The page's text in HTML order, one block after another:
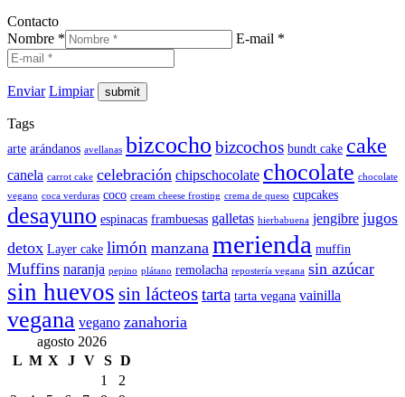
Contacto
Nombre *
E-mail *
Enviar Limpiar
Tags
arte arándanos avellanas bizcocho bizcochos bundt cake cake
canela carrot cake celebración chipschocolate chocolate chocolate
vegano coca verduras coco cream cheese frosting crema de queso cupcakes
desayuno espinacas frambuesas galletas hierbabuena jengibre jugos
detox Layer cake limón manzana merienda muffin
Muffins naranja pepino plátano remolacha repostería vegana sin azúcar
sin huevos sin lácteostarta tarta vegana vainilla
vegana vegano zanahoria
agosto 2026
L M X J V S D
1
2